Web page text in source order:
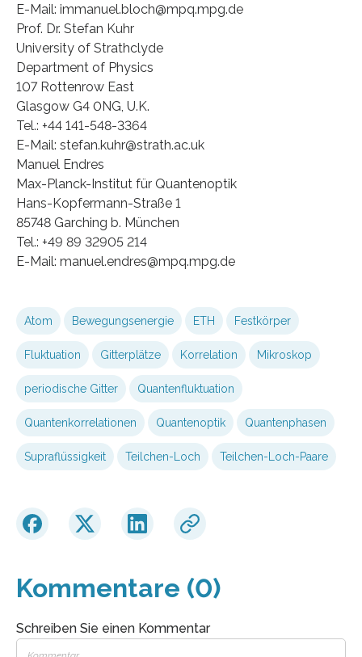
E-Mail: immanuel.bloch@mpq.mpg.de
Prof. Dr. Stefan Kuhr
University of Strathclyde
Department of Physics
107 Rottenrow East
Glasgow G4 0NG, U.K.
Tel.: +44 141-548-3364
E-Mail: stefan.kuhr@strath.ac.uk
Manuel Endres
Max-Planck-Institut für Quantenoptik
Hans-Kopfermann-Straße 1
85748 Garching b. München
Tel.: +49 89 32905 214
E-Mail: manuel.endres@mpq.mpg.de
Atom Bewegungsenergie ETH Festkörper
Fluktuation Gitterplätze Korrelation Mikroskop
periodische Gitter Quantenfluktuation
Quantenkorrelationen Quantenoptik Quantenphasen
Supraflüssigkeit Teilchen-Loch Teilchen-Loch-Paare
Kommentare (0)
Schreiben Sie einen Kommentar